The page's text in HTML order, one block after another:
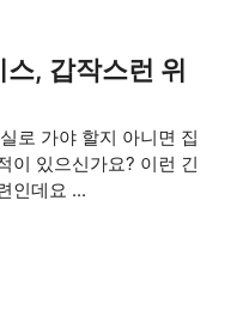
, 갑작스런 위
로 가야 할지 아니면 집
이 있으신가요? 이런 긴
인데요 ...